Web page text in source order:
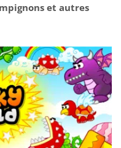
et autres